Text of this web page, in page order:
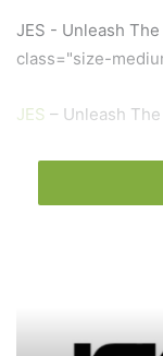
JES - Unleash
class="size-
JES – Unleash
Слушать онлайн
онлайн бесплатно
Beat в формате
альбомы